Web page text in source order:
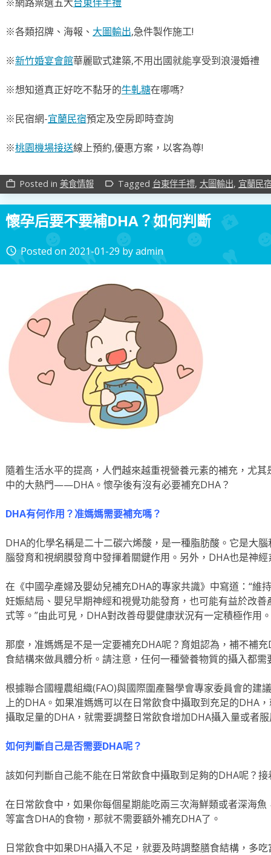
※各類招牌、海報、 大圖輸出,急件製作施工!
※新竹婚宴會館華麗歐式建築,不用出國就能享受到浪漫婚禮
※想知道真正好吃不黏牙的牛軋糖在哪嗎?
※民宿網-宜蘭民宿預定及空房即時查詢
※桃園機場接送線上預約,優惠方案，以客為尊!
work_outline Posted in 美食情報 label_outline Tagged 台東伴手禮, 大圖輸出, 宜蘭民
懷孕后要不要補DHA？如何判斷
access_time Posted on 2021-01-29 byadmin
隨着生活水平的提高，人們越來越重視營養元素的補充，尤
中的大熱門——DHA。懷孕後有沒有必要補充DHA？
DHA有何作用？准媽媽需要補充嗎？
DHA的化學名稱是二十二碳六烯酸，是一種脂肪酸。它是大
腦發育和視網膜發育中發揮着關鍵作用。另外，DHA也是神
在《中國孕產婦及嬰幼兒補充DHA的專家共識》中寫道：“維
妊娠結局、嬰兒早期神經和視覺功能發育，也可能有益於改
式等。”由此可見，DHA對改善母嬰健康狀況有一定積極作用。
那麼，准媽媽是不是一定要補充DHA呢？育姐認為，補不補
食結構來做具體分析。請注意，任何一種營養物質的攝入都
根據聯合國糧農組織(FAO)與國際圍產醫學會專家委員會的建
上的DHA。如果准媽媽可以在日常飲食中攝取到充足的DHA
攝取足量的DHA，就需要調整日常飲食增加DHA攝入量或者
如何判斷自己是否需要DHA呢？
該如何判斷自己能不能在日常飲食中攝取到足夠的DHA呢？
在日常飲食中，如果你每個星期能吃兩三次海鮮類或者深海
等富含DHA的食物，那就不需要額外補充DHA了。
日常飲食中如果DHA攝入不足，就要及時調整膳食結構，多